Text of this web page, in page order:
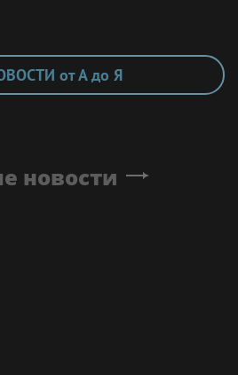
от А до Я
новости